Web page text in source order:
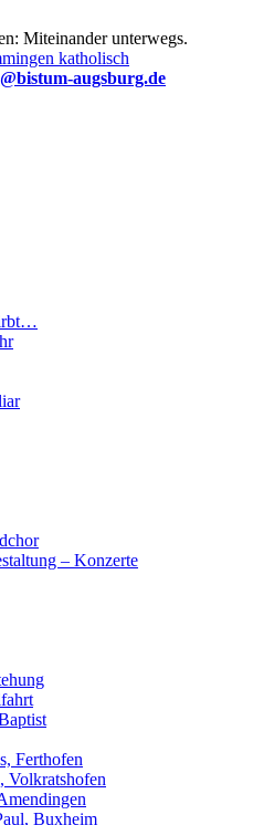
Miteinander unterwegs.
augsburg.de
– Konzerte
Ferthofen
Volkratshofen
Buxheim